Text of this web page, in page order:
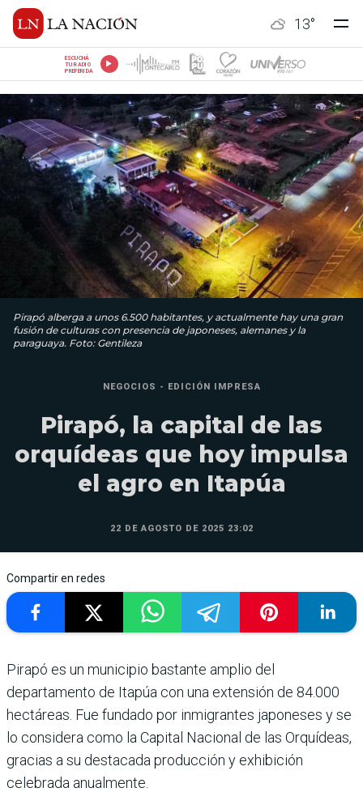
13°
ESCUCHÁ
TU RADIO
PREFERIDA
Pirapó alberga a unos 6.500 habitantes, y actualmente hay una gran
fusión de culturas con presencia de japoneses, alemanes y la
paraguaya. Foto: Gentileza
NEGOCIOS - EDICIÓN IMPRESA
Pirapó, la capital de las
orquídeas que hoy impulsa
el agro en Itapúa
22 DE AGOSTO DE 2025 23:02
Compartir en redes
Pirapó es un municipio bastante amplio del
departamento de Itapúa con una extensión de 84.000
hectáreas. Fue fundado por inmigrantes japoneses y se
lo considera como la Capital Nacional de las Orquídeas,
gracias a su destacada producción y exhibición
celebrada anualmente.